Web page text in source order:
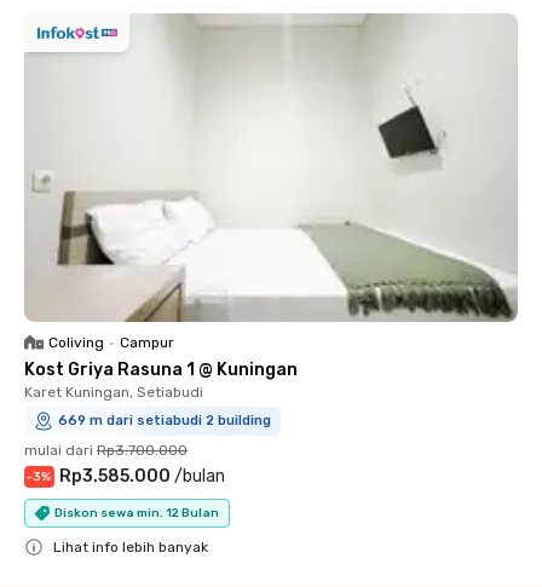
Coliving • Campur
Kost Griya Rasuna 1 @ Kuningan
Karet Kuningan, Setiabudi
669 m dari setiabudi 2 building
mulai dari Rp3.700.000
-3% Rp3.585.000 /bulan
Diskon sewa min. 12 Bulan
Lihat info lebih banyak